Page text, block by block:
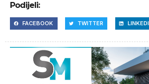
Podijeli:
FACEBOOK TWITTER